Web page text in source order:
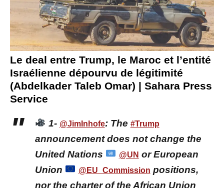
Le deal entre Trump, le Maroc et l’entité
Israélienne dépourvu de légitimité
(Abdelkader Taleb Omar) | Sahara Press
Service
1- @JimInhofe: The #Trump
announcement does not change the
United Nations
@UN or European
Union
@EU_Commission positions,
nor the charter of the African Union